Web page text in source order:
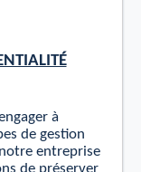
à
de gestion
entreprise